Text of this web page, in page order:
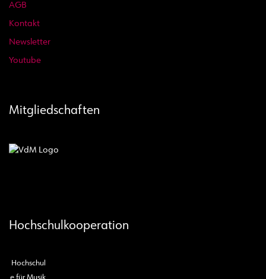
AGB
Kontakt
Newsletter
Youtube
Mitgliedschaften
Hochschulkooperation
Hochschul